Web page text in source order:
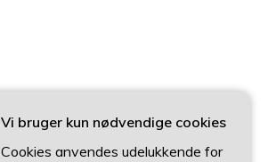
Vi bruger kun nødvendige cookies
Cookies anvendes udelukkende for